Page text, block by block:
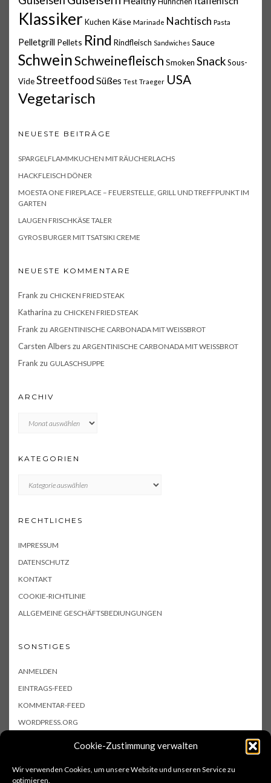
Cookie-Zustimmung verwalten
Wir verwenden Cookies, um unsere Website und unseren Service zu
optimieren.
Klassiker Kuchen Käse Marinade Nachtisch Pasta
Pelletgrill Pellets Rind Rindfleisch Sandwiches Sauce
SchweinSchweinefleisch Smoken SnackSous-
VideStreetfood Süßes Test Traeger USA
Vegetarisch
NEUESTE BEITRÄGE
SPARGELFLAMMKUCHEN MIT RÄUCHERLACHS
HACKFLEISCH DÖNER
MOESTA ONE FIREPLACE – FEUERSTELLE, GRILL UND TREFFPUNKT IM
GARTEN
LAUGEN FRISCHKÄSE TALER
GYROS BURGER MIT TSATSIKI CREME
NEUESTE KOMMENTARE
Frankzu CHICKEN FRIED STEAK
Katharina zu CHICKEN FRIED STEAK
Frankzu ARGENTINISCHE CARBONADA MIT WEISSBROT
Carsten Alberszu ARGENTINISCHE CARBONADA MIT WEISSBROT
Frankzu GULASCHSUPPE
ARCHIV
KATEGORIEN
RECHTLICHES
IMPRESSUM
DATENSCHUTZ
KONTAKT
COOKIE-RICHTLINIE
ALLGEMEINE GESCHÄFTSBEDIUNGUNGEN
SONSTIGES
ANMELDEN
EINTRAGS-FEED
KOMMENTAR-FEED
WORDPRESS.ORG